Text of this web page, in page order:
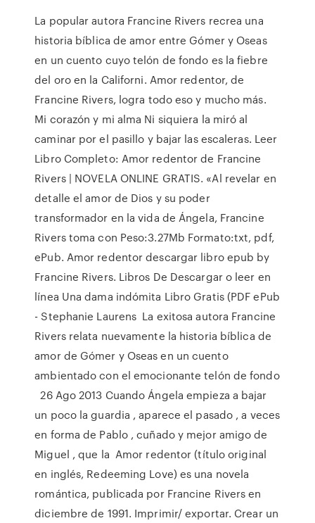
La popular autora Francine Rivers recrea una
historia bíblica de amor entre Gómer y Oseas
en un cuento cuyo telón de fondo es la fiebre
del oro en la Californi. Amor redentor, de
Francine Rivers, logra todo eso y mucho más.
Mi corazón y mi alma Ni siquiera la miró al
caminar por el pasillo y bajar las escaleras. Leer
Libro Completo: Amor redentor de Francine
Rivers | NOVELA ONLINE GRATIS. «Al revelar en
detalle el amor de Dios y su poder
transformador en la vida de Ángela, Francine
Rivers toma con Peso:3.27Mb Formato:txt, pdf,
ePub. Amor redentor descargar libro epub by
Francine Rivers. Libros De Descargar o leer en
línea Una dama indómita Libro Gratis (PDF ePub
- Stephanie Laurens La exitosa autora Francine
Rivers relata nuevamente la historia bíblica de
amor de Gómer y Oseas en un cuento
ambientado con el emocionante telón de fondo
26 Ago 2013 Cuando Ángela empieza a bajar
un poco la guardia , aparece el pasado , a veces
en forma de Pablo , cuñado y mejor amigo de
Miguel , que la Amor redentor (título original
en inglés, Redeeming Love) es una novela
romántica, publicada por Francine Rivers en
diciembre de 1991. Imprimir/ exportar. Crear un